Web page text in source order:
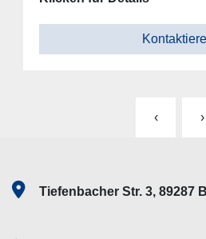
‹ ›
Tiefenbacher Str. 3, 89287